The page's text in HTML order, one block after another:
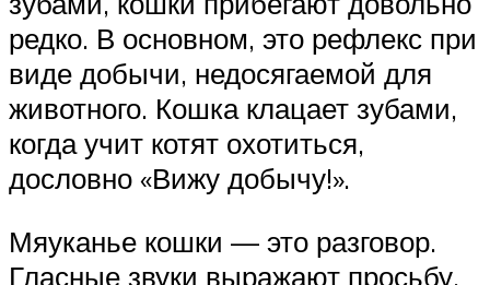
редко. В основном, это рефлекс при
виде добычи, недосягаемой для
животного. Кошка клацает зубами,
когда учит котят охотиться,
дословно «Вижу добычу!».
Мяуканье кошки — это разговор.
Гласные звуки выражают просьбу,